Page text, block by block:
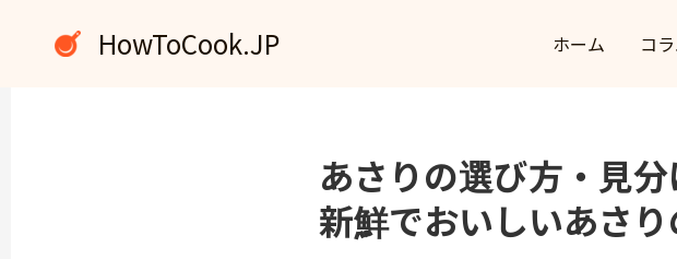
HowToCook.JP ホーム コ
あさりの選び方・見分
新鮮でおいしいあさ